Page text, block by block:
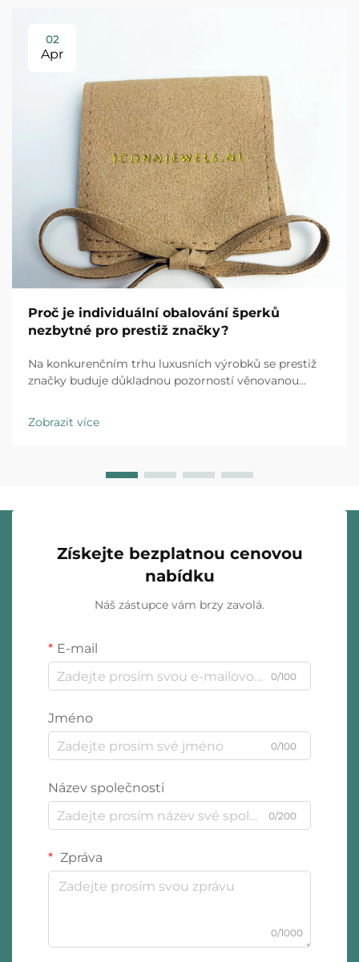
02
Apr
Proč je individuální obalování šperků
nezbytné pro prestiž značky?
Na konkurenčním trhu luxusních výrobků se prestiž
značky buduje důkladnou pozorností věnovanou
šperků představuje první fyzickou interakci mezi vaší
značkou a zákazníkem. Zážitek z rozbalení…
Zobrazit více
Získejte bezplatnou cenovou
nabídku
Náš zástupce vám brzy zavolá.
E-mail
0/100
Jméno
0/100
Název společnosti
0/200
Zpráva
0/1000